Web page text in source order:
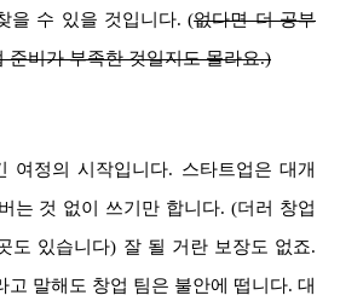
을 수 있을 것입니다. (없다면 더 공부
준비가 부족한 것일지도 몰라요.)
여정의 시작입니다. 스타트업은 대개
는 것 없이 쓰기만 합니다. (더러 창업
도 있습니다) 잘 될 거란 보장도 없죠.
고 말해도 창업 팀은 불안에 떱니다. 대